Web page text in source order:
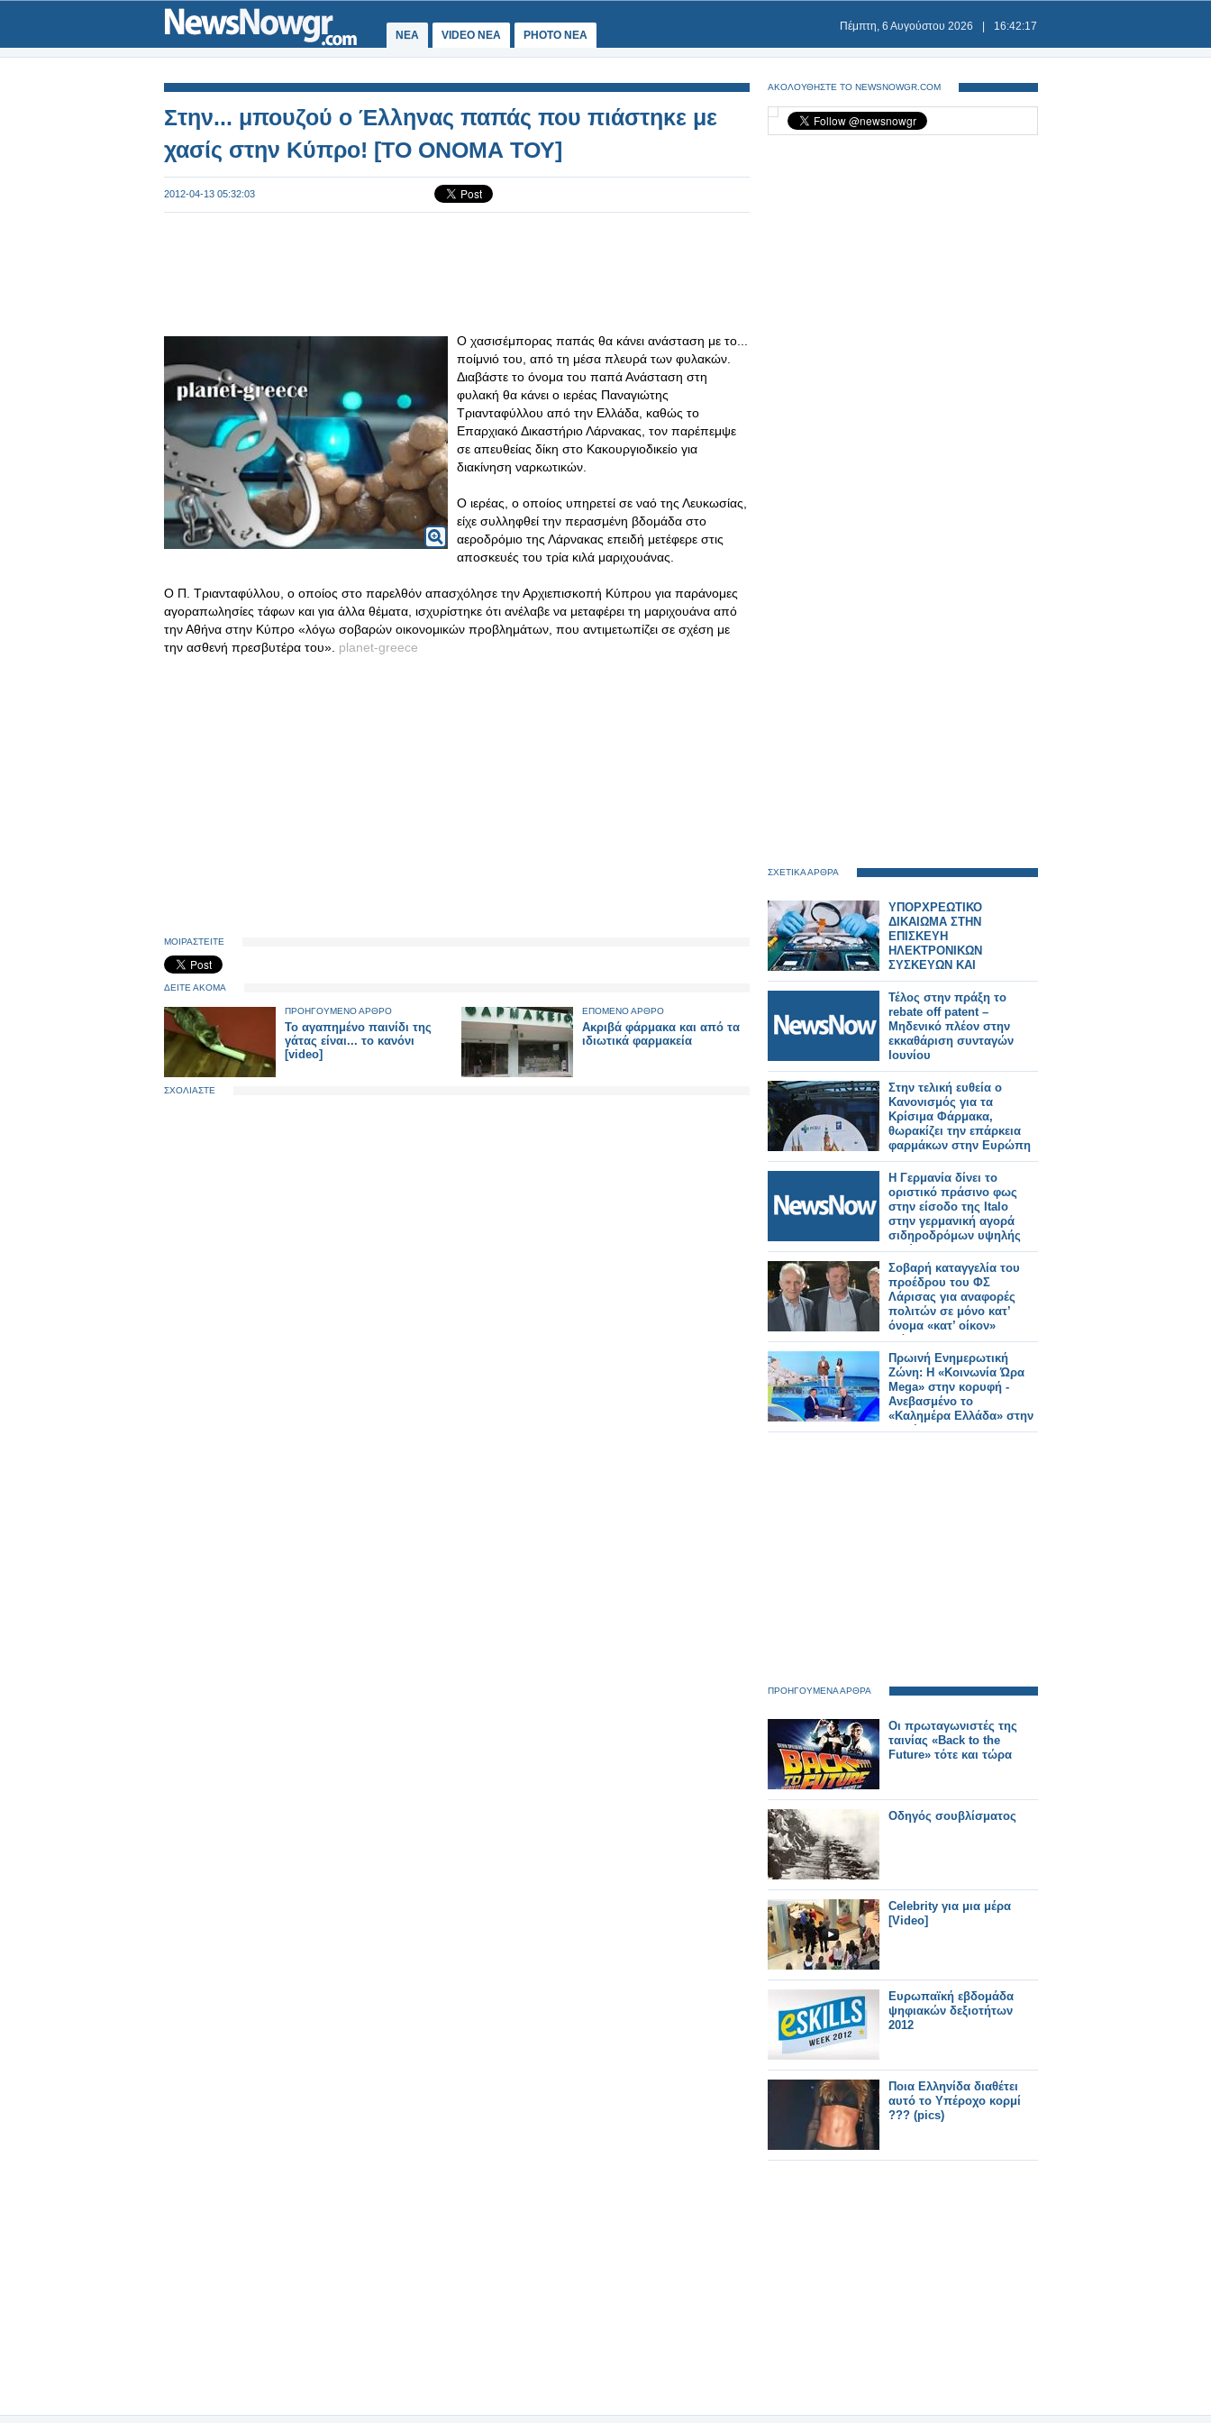
ΝΕΑ VIDEO NEA PHOTO NEA
Πέμπτη, 6 Αυγούστου 2026 16:42:18
Στην... μπουζού ο Έλληνας παπάς που πιάστηκε με
χασίς στην Κύπρο! [ΤΟ ΟΝΟΜΑ ΤΟΥ]
2012-04-13 05:32:03
Ο χασισέμπορας παπάς θα κάνει ανάσταση με το...
ποίμνιό του, από τη μέσα πλευρά των φυλακών.
Διαβάστε το όνομα του παπά Ανάσταση στη
φυλακή θα κάνει ο ιερέας Παναγιώτης
Τριανταφύλλου από την Ελλάδα, καθώς το
Επαρχιακό Δικαστήριο Λάρνακας, τον παρέπεμψε
σε απευθείας δίκη στο Κακουργιοδικείο για
διακίνηση ναρκωτικών.
Ο ιερέας, ο οποίος υπηρετεί σε ναό της Λευκωσίας,
είχε συλληφθεί την περασμένη βδομάδα στο
αεροδρόμιο της Λάρνακας επειδή μετέφερε στις
αποσκευές του τρία κιλά μαριχουάνας.
Ο Π. Τριανταφύλλου, ο οποίος στο παρελθόν απασχόλησε την Αρχιεπισκοπή Κύπρου για παράνομες
αγοραπωλησίες τάφων και για άλλα θέματα, ισχυρίστηκε ότι ανέλαβε να μεταφέρει τη μαριχουάνα από
την Αθήνα στην Κύπρο «λόγω σοβαρών οικονομικών προβλημάτων, που αντιμετωπίζει σε σχέση με
την ασθενή πρεσβυτέρα του». planet-greece
ΜΟΙΡΑΣΤΕΙΤΕ
ΔΕΙΤΕ ΑΚΟΜΑ
ΠΡΟΗΓΟΥΜΕΝΟ ΑΡΘΡΟ
Το αγαπημένο παινίδι της
γάτας είναι... το κανόνι
[video]
ΕΠΟΜΕΝΟ ΑΡΘΡΟ
Ακριβά φάρμακα και από τα
ιδιωτικά φαρμακεία
ΣΧΟΛΙΑΣΤΕ
ΑΚΟΛΟΥΘΗΣΤΕ ΤΟ NEWSNOWGR.COM
ΣΧΕΤΙΚΑ ΑΡΘΡΑ
ΥΠΟΡΧΡΕΩΤΙΚΟ
ΔΙΚΑΙΩΜΑ ΣΤΗΝ
ΕΠΙΣΚΕΥΗ
ΗΛΕΚΤΡΟΝΙΚΩΝ
ΣΥΣΚΕΥΩΝ ΚΑΙ
SPARTPHONES ΣΤΗΝ
ΕΛΛΑΔΑ
Τέλος στην πράξη το
rebate off patent –
Μηδενικό πλέον στην
εκκαθάριση συνταγών
Ιουνίου
Στην τελική ευθεία ο
Κανονισμός για τα
Κρίσιμα Φάρμακα,
θωρακίζει την επάρκεια
φαρμάκων στην Ευρώπη
Η Γερμανία δίνει το
οριστικό πράσινο φως
στην είσοδο της Italo
στην γερμανική αγορά
σιδηροδρόμων υψηλής
ταχύτητας.
Σοβαρή καταγγελία του
προέδρου του ΦΣ
Λάρισας για αναφορές
πολιτών σε μόνο κατ’
όνομα «κατ’ οίκον»
διάθεση ΦΥΚ
Πρωινή Ενημερωτική
Ζώνη: Η «Κοινωνία Ώρα
Mega» στην κορυφή -
Ανεβασμένο το
«Καλημέρα Ελλάδα» στην
2η θέση
ΠΡΟΗΓΟΥΜΕΝΑ ΑΡΘΡΑ
Οι πρωταγωνιστές της
ταινίας «Back to the
Future» τότε και τώρα
Οδηγός σουβλίσματος
Celebrity για μια μέρα
[Video]
Ευρωπαϊκή εβδομάδα
ψηφιακών δεξιοτήτων
2012
Ποια Ελληνίδα διαθέτει
αυτό το Υπέροχο κορμί
??? (pics)